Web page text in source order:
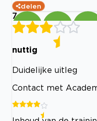
delen
7
nuttig
Duidelijke uitleg
Contact met